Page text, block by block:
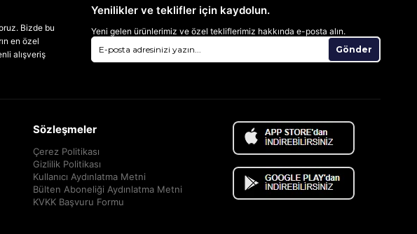
Bizde bu
en özel
alışveriş
Yenilikler ve teklifler için kaydolun.
Yeni gelen ürünlerimiz ve özel tekliflerimiz hakkında e-posta alın.
Gönder
Sözleşmeler
Çerez Politikası
Gizlilik Politikası
Kullanıcı Aydınlatma Metni
Bülten Aboneliği Aydınlatma Metni
KVKK Başvuru Formu